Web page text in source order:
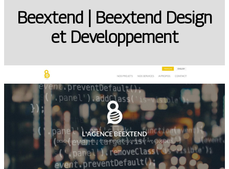
Beextend | Beextend Design
et Develop­pe­ment